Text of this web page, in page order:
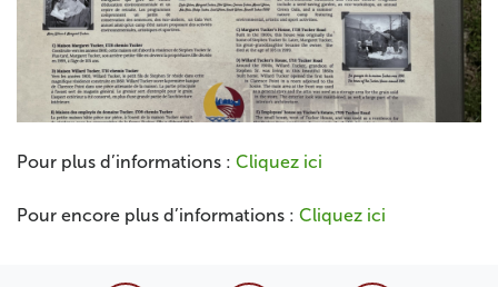
Pour plus d’informations : Cliquez ici
Pour encore plus d’informations : Cliquez ici